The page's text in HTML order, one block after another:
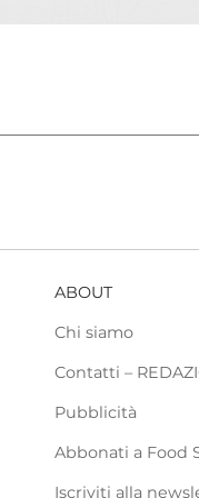
ABOUT
Chi siamo
Contatti –
Pubblicità
Abbonati a Food
Iscriviti alla